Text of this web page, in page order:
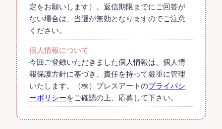
定をお願いします）。返信期限までにご回答が
ない場合は、当選が無効となりますのでご注意
ください。
個人情報について
今回ご登録いただきました個人情報は、個人情
報保護方針に基づき、責任を持って厳重に管理
いたします。（株）プレスアートのプライバシ
ーポリシーをご確認の上、応募して下さい。